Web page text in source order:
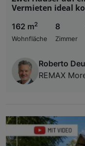
Vermieten ideal
162 m2
Wohnfläche
8
Zimmer
Roberto
REMAX